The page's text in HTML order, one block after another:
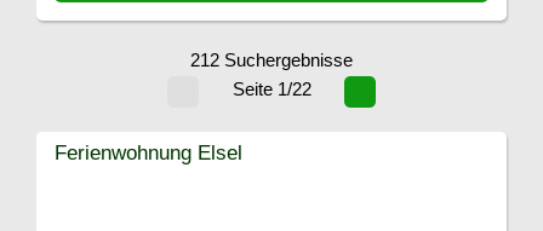
212 Suchergebnisse
Seite 1/22
Ferienwohnung Elsel